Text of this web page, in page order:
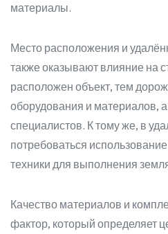
материалы.
Место расположения и
также оказывают влияние на
расположен объект, тем
оборудования и материалов,
специалистов. К тому же, в
потребоваться
техники для выполнения
Качество материалов и
фактор, который определяет